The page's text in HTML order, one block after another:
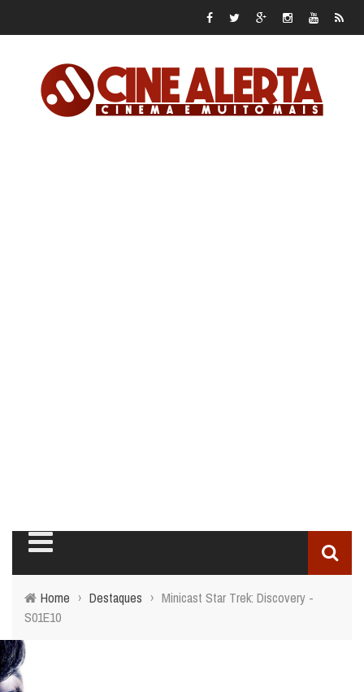
Home › Destaques › Minicast Star Trek: Discovery -
S01E10